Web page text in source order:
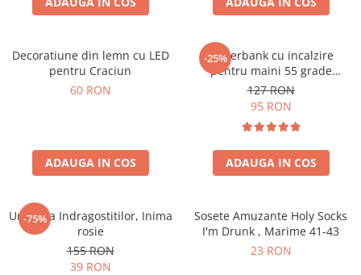
Decoratiune din lemn cu LED
pentru Craciun
60 RON
ADAUGA IN COS
-25%
Powerbank cu incalzire
pentru maini 55 grade
Bucuria frigurosilor
10000mAh
127 RON
95 RON
ADAUGA IN COS
-75%
Umbrela Indragostitilor, Inima
rosie
155 RON
39 RON
Sosete Amuzante Holy Socks
I'm Drunk , Marime 41-43
23 RON